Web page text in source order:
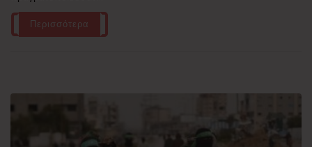
Περισσότερα